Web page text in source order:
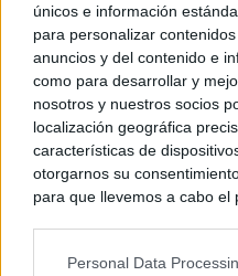
únicos e información
para personalizar
anuncios y del contenido e
como para desarrollar y
nosotros y nuestros socios
localización geográfica
características de
otorgarnos su
para que llevemos a cabo
negar su consentimiento.
Personal Data